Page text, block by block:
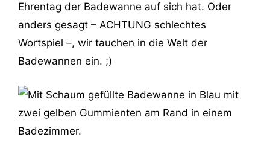
Ehrentag der Badewanne auf sich hat. Oder
anders gesagt – ACHTUNG schlechtes
Wortspiel –, wir tauchen in die Welt der
Badewannen ein. ;)